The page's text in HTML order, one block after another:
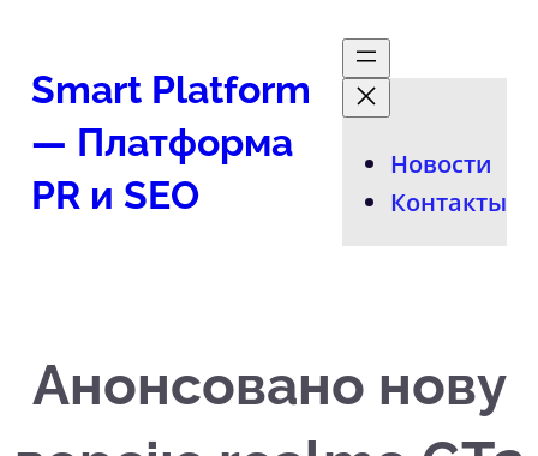
содержимому
Smart Platform
— Платформа
PR и SEO
Новости
Контакты
Анонсовано нову